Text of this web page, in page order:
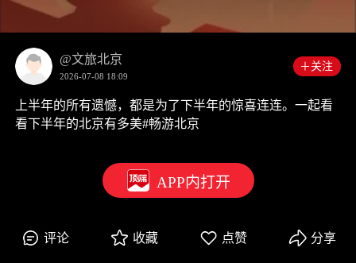
00:00@文旅北京
2026-07-08 18:09
＋关注
上半年的所有遗憾，都是为了下半年的惊喜连连。一起看
看下半年的北京有多美#畅游北京
评论 收藏 点赞 分享
APP内打开